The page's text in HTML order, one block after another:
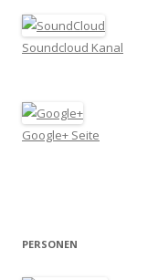
Soundcloud Kanal
Google+ Seite
PERSONEN